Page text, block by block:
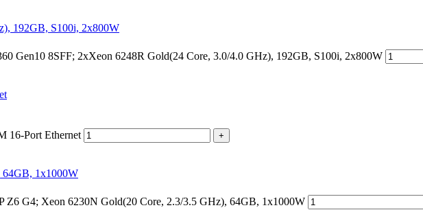
192GB, S100i, 2x800W
Gen10 8SFF; 2xXeon 6248R Gold(24 Core, 3.0/4.0 GHz), 192GB, S100i, 2x800W
16-Port Ethernet +
64GB, 1x1000W
Z6 G4; Xeon 6230N Gold(20 Core, 2.3/3.5 GHz), 64GB, 1x1000W